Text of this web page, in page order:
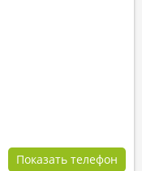
Показать телефон